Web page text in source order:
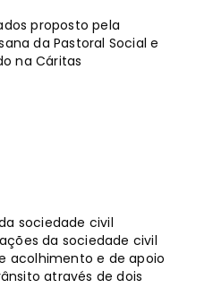
proposto pela
da Pastoral Social e
na Cáritas
sociedade civil
da sociedade civil
acolhimento e de apoio
através de dois